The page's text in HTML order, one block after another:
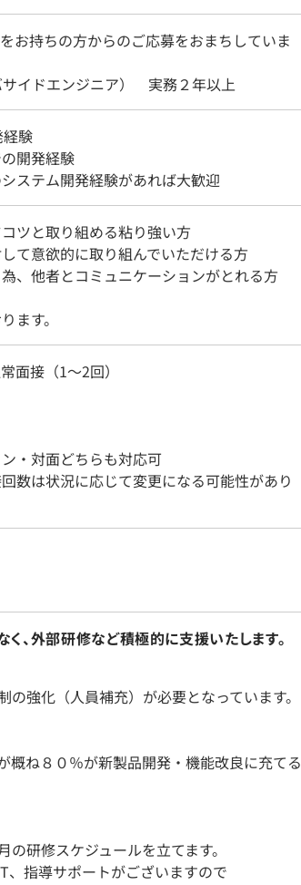
お持ちの方からのご応募をおまちしていま
サイドエンジニア） 実務２年以上
経験
開発経験
ステム開発経験があれば大歓迎
ツと取り組める粘り強い方
て意欲的に取り組んでいただける方
、他者とコミュニケーションがとれる方
ます。
面接（1～2回）
・対面どちらも対応可
数は状況に応じて変更になる可能性があり
、外部研修など積極的に支援いたします。
強化（人員補充）が必要となっています。
ね８０％が新製品開発・機能改良に充てる
研修スケジュールを立てます。
指導サポートがございますので